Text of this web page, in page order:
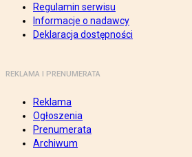
Regulamin serwisu
Informacje o nadawcy
Deklaracja dostępności
REKLAMA I PRENUMERATA
Reklama
Ogłoszenia
Prenumerata
Archiwum